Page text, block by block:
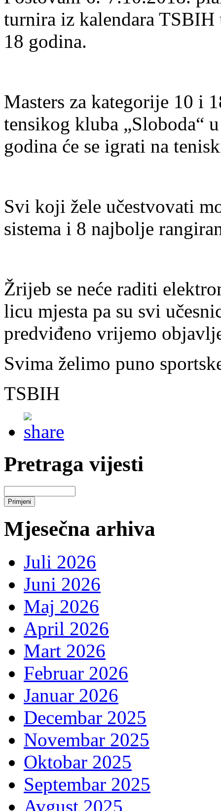
turnira iz kalendara
18 godina.
Masters za kategorije 10 i
tensikog kluba „Sloboda“
godina će se igrati na
Svi koji žele učestvovati
sistema i 8 najbolje
Žrijeb se neće raditi
licu mjesta pa su svi
predviđeno vrijemo
Svima želimo puno
TSBIH
Pretraga vijesti
Mjesečna arhiva
Juli 2026
Juni 2026
Maj 2026
April 2026
Mart 2026
Februar 2026
Januar 2026
Decembar 2025
Novembar 2025
Oktobar 2025
Septembar 2025
Avgust 2025